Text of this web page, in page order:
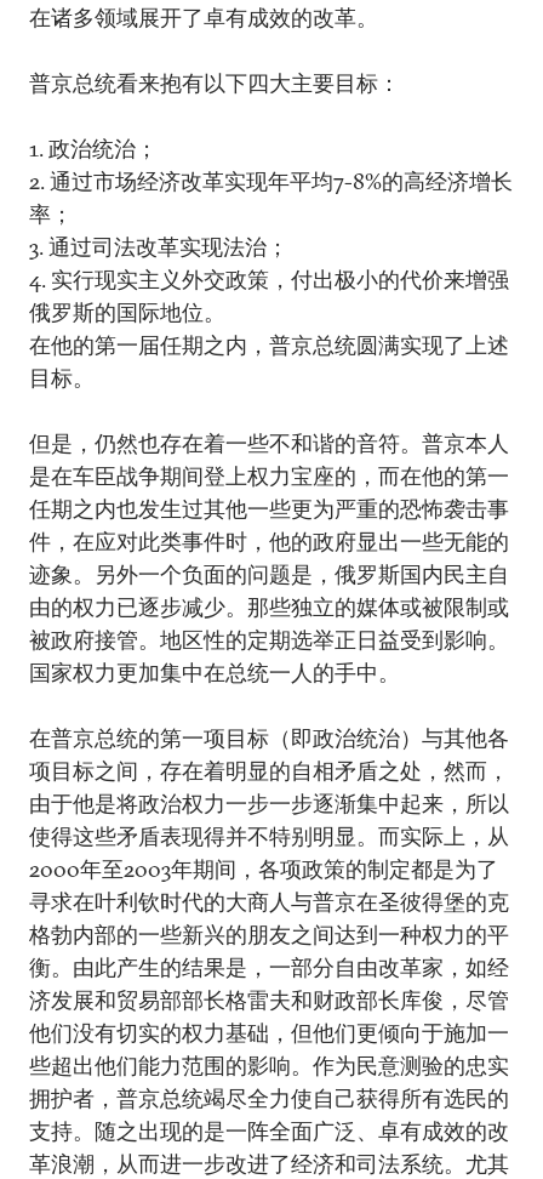
在诸多领域展开了卓有成效的改革。
普京总统看来抱有以下四大主要目标：
1. 政治统治；
2. 通过市场经济改革实现年平均7-8%的高经济增长
率；
3. 通过司法改革实现法治；
4. 实行现实主义外交政策，付出极小的代价来增强
俄罗斯的国际地位。
在他的第一届任期之内，普京总统圆满实现了上述
目标。
但是，仍然也存在着一些不和谐的音符。普京本人
是在车臣战争期间登上权力宝座的，而在他的第一
任期之内也发生过其他一些更为严重的恐怖袭击事
件，在应对此类事件时，他的政府显出一些无能的
迹象。另外一个负面的问题是，俄罗斯国内民主自
由的权力已逐步减少。那些独立的媒体或被限制或
被政府接管。地区性的定期选举正日益受到影响。
国家权力更加集中在总统一人的手中。
在普京总统的第一项目标（即政治统治）与其他各
项目标之间，存在着明显的自相矛盾之处，然而，
由于他是将政治权力一步一步逐渐集中起来，所以
使得这些矛盾表现得并不特别明显。而实际上，从
2000年至2003年期间，各项政策的制定都是为了
寻求在叶利钦时代的大商人与普京在圣彼得堡的克
格勃内部的一些新兴的朋友之间达到一种权力的平
衡。由此产生的结果是，一部分自由改革家，如经
济发展和贸易部部长格雷夫和财政部长库俊，尽管
他们没有切实的权力基础，但他们更倾向于施加一
些超出他们能力范围的影响。作为民意测验的忠实
拥护者，普京总统竭尽全力使自己获得所有选民的
支持。随之出现的是一阵全面广泛、卓有成效的改
革浪潮，从而进一步改进了经济和司法系统。尤其